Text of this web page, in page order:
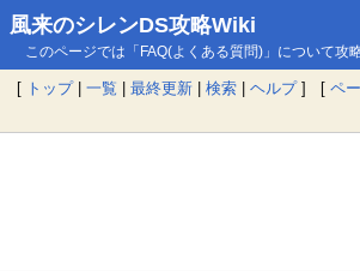
風来のシレンDS攻略Wiki
このページでは「FAQ(よくある質問)」について攻
[ トップ| 一覧 | 最終更新 | 検索 | ヘルプ] [ ペ